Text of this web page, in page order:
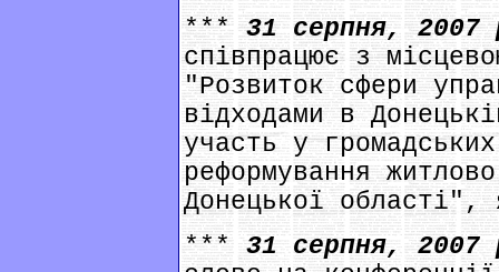
***31 серпня,
співпрацює з
"Розвиток сфери
відходами в
участь у
реформування
Донецької
***31 серпня,